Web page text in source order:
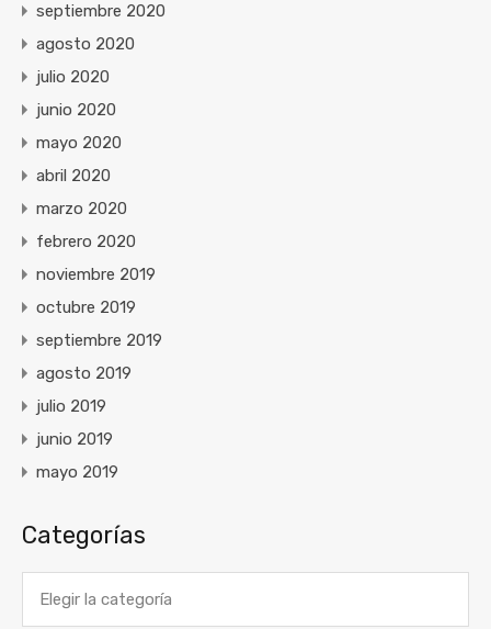
septiembre 2020
agosto 2020
julio 2020
junio 2020
mayo 2020
abril 2020
marzo 2020
febrero 2020
noviembre 2019
octubre 2019
septiembre 2019
agosto 2019
julio 2019
junio 2019
mayo 2019
Categorías